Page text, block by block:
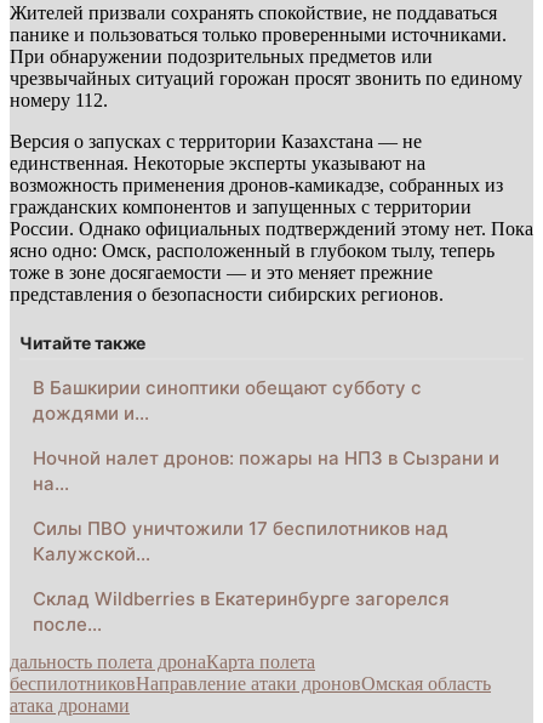
Жителей призвали сохранять спокойствие, не поддаваться
панике и пользоваться только проверенными источниками.
При обнаружении подозрительных предметов или
чрезвычайных ситуаций горожан просят звонить по единому
номеру 112.
Версия о запусках с территории Казахстана — не
единственная. Некоторые эксперты указывают на
возможность применения дронов-камикадзе, собранных из
гражданских компонентов и запущенных с территории
России. Однако официальных подтверждений этому нет. Пока
ясно одно: Омск, расположенный в глубоком тылу, теперь
тоже в зоне досягаемости — и это меняет прежние
представления о безопасности сибирских регионов.
Читайте также
В Башкирии синоптики обещают субботу с
дождями и…
Ночной налет дронов: пожары на НПЗ в Сызрани и
на…
Силы ПВО уничтожили 17 беспилотников над
Калужской…
Склад Wildberries в Екатеринбурге загорелся
после…
дальность полета дронаКарта полета
беспилотниковНаправление атаки дроновОмская область
атака дронами